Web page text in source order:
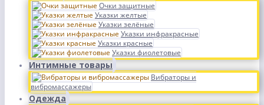
Очки защитные
Указки желтые
Указки зелёные
Указки инфракрасные
Указки красные
Указки фиолетовые
Интимные товары
Вибраторы и
вибромассажеры
Одежда